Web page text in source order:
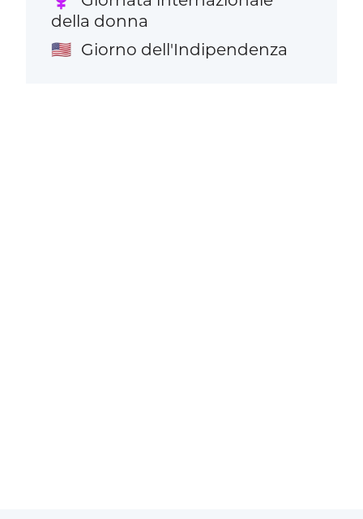
della donna
🇺🇸 Giorno dell'Indipendenza